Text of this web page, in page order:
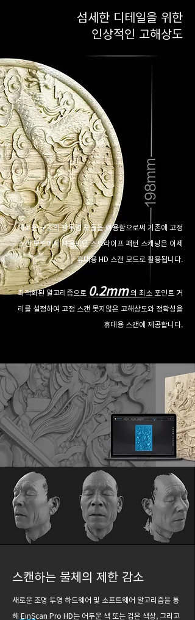
섬세한 디테일을 위한
인상적인 고해상도
새로운 구조의 광투영 모듈을 이용함으로써 기존에 고정
스캔 모드에서 사용되던 스트라이프 패턴 스캐닝은 이제
휴대용 HD 스캔 모드로 활용됩니다.
최적화된 알고리즘으로 0.2mm의 최소 포인트 거
리를 설정하여 고정 스캔 못지않은 고해상도와 정확성을
휴대용 스캔에 제공합니다.
스캔하는 물체의 제한 감소
새로운 조명 투영 하드웨어 및 소프트웨어 알고리즘을 통
해 EinScan Pro HD는 어두운 색 또는 검은 색상, 그리고